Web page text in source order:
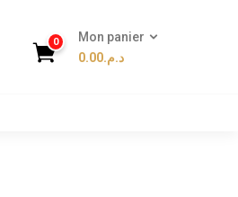
0
Mon panier
د.م.0.00